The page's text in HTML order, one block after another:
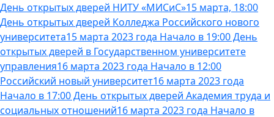
День открытых дверей НИТУ «МИСиС»15 марта, 18:00
День открытых дверей Колледжа Российского нового
университета15 марта 2023 года Начало в 19:00 День
открытых дверей в Государственном университете
управления16 марта 2023 года Начало в 12:00
Российский новый университет16 марта 2023 года
Начало в 17:00 День открытых дверей Академия труда и
социальных отношений16 марта 2023 года Начало в